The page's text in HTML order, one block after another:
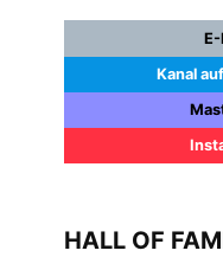
Kanal
HALL OF